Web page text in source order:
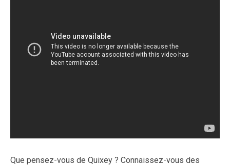
Que pensez-vous de Quixey ? Connaissez-vous des